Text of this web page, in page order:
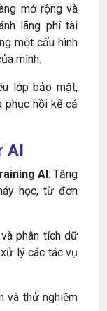
mở rộng và
lãng phí tài
một cấu hình
mình.
lớp bảo mật,
phục hồi kể cả
AI
AI : Tăng
học, từ đơn
phân tích dữ
lý các tác vụ
và thử nghiệm